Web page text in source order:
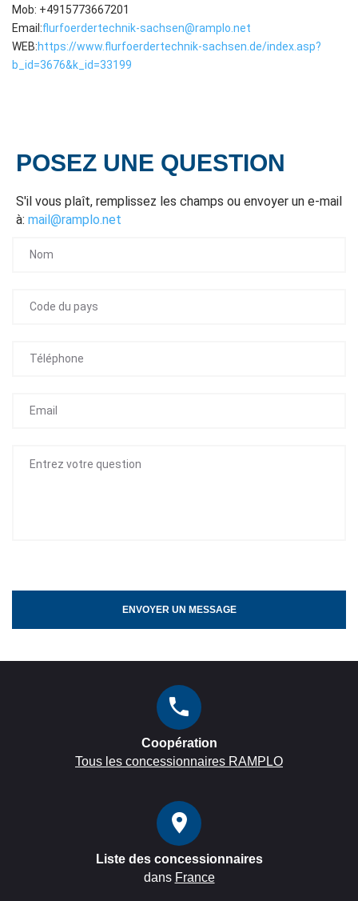
Mob: +4915773667201
Email:flurfoerdertechnik-sachsen@ramplo.net
WEB:https://www.flurfoerdertechnik-sachsen.de/index.asp?
b_id=3676&k_id=33199
POSEZ UNE QUESTION
S'il vous plaît, remplissez les champs ou envoyer un e-mail
à: mail@ramplo.net
ENVOYER UN MESSAGE
Coopération
Tous les concessionnaires RAMPLO
Liste des concessionnaires
dans France